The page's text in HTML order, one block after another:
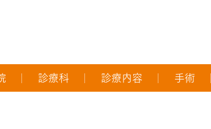
診療科 診療内容 手術